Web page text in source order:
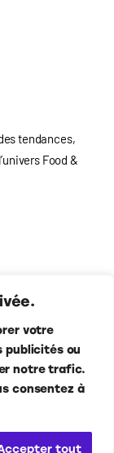
votre
publicités ou
notre trafic.
consentez à
tout
tendances,
Food&
réservés.